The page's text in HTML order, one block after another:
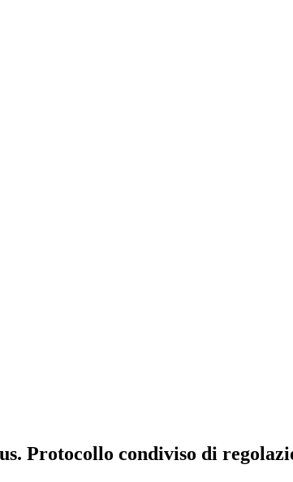
Protocollo condiviso di